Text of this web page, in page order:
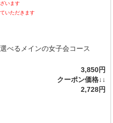
います
いただきます
べるメインの女子会コース
3,850円
クーポン価格↓↓
2,728円